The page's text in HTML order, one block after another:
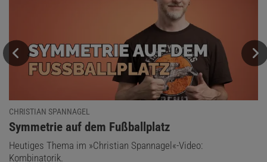
CHRISTIAN SPANNAGEL
:
Symmetrie auf dem Fußballplatz
Heutiges Thema im »Christian Spannagel«-Video:
Kombinatorik.